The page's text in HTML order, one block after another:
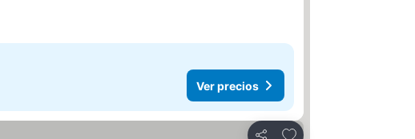
Ver precios
Agregar a favoritos